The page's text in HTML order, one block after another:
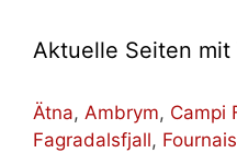
Aktuelle Seiten
Ätna, Ambrym, Campi
Fagradalsfjall,